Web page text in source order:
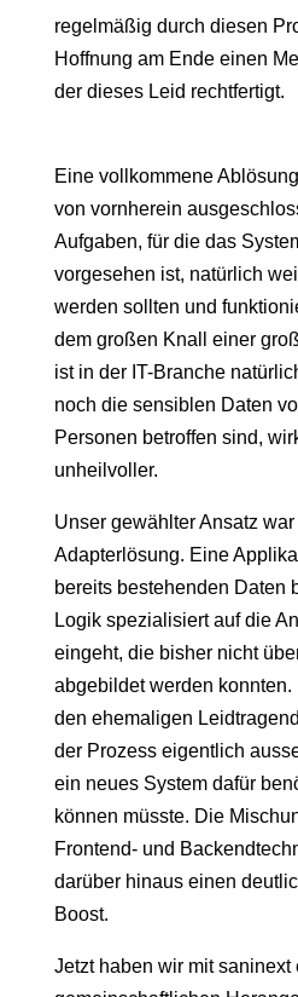
regelmäßig durch diesen
Hoffnung am Ende einen
der dieses Leid rechtfertigt.
Eine vollkommene
von vornherein
Aufgaben, für die das
vorgesehen ist, natürlich
werden sollten und
dem großen Knall einer
ist in der IT-Branche
noch die sensiblen Daten
Personen betroffen sind,
unheilvoller.
Unser gewählter Ansatz
Adapterlösung. Eine
bereits bestehenden Daten
Logik spezialisiert auf die
eingeht, die bisher nicht
abgebildet werden konnten.
den ehemaligen
der Prozess eigentlich
ein neues System dafür
können müsste. Die
Frontend- und
darüber hinaus einen
Boost.
Jetzt haben wir mit